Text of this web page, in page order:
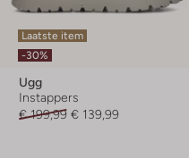
Laatste item
-30%
Ugg
Instappers
€ 199,99 € 139,99